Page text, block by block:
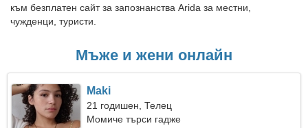
към безплатен сайт за запознанства Arida за местни,
чужденци, туристи.
Мъже и жени онлайн
Maki
21 годишен, Телец
Момиче търси гадже